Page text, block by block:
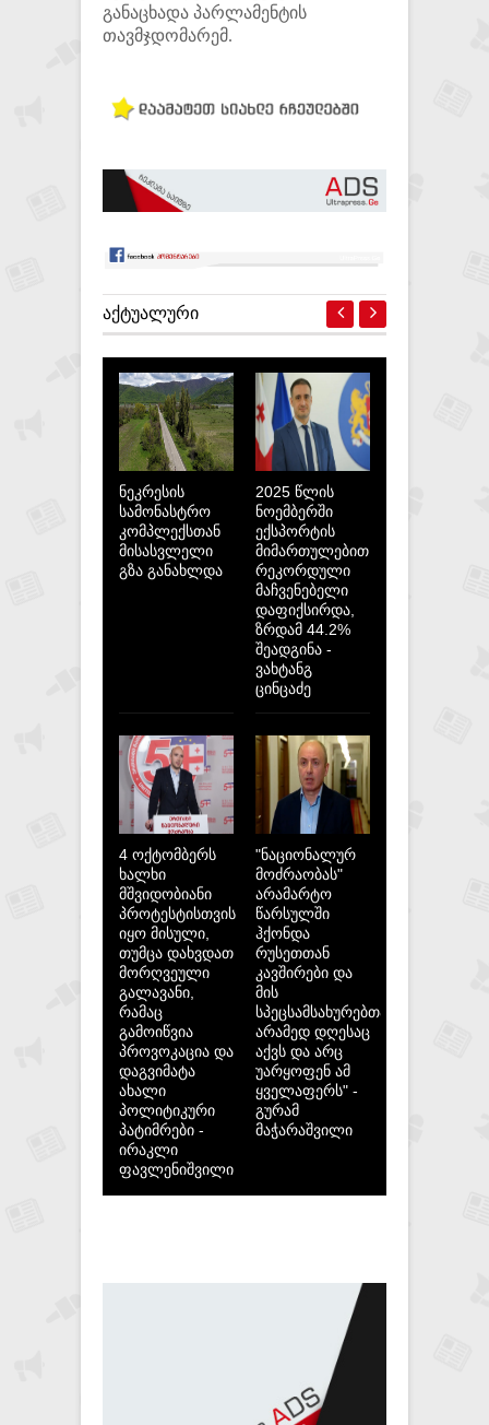
განაცხადა პარლამენტის
თავმჯდომარემ.
ᲐᲥᲢᲣᲐᲚᲣᲠᲘ
ნეკრესის
სამონასტრო
კომპლექსთან
მისასვლელი
გზა განახლდა
2025 წლის
ნოემბერში
ექსპორტის
მიმართულებით
რეკორდული
მაჩვენებელი
დაფიქსირდა,
ზრდამ 44.2%
შეადგინა -
ვახტანგ
ცინცაძე
4 ოქტომბერს
ხალხი
მშვიდობიანი
პროტესტისთვის
იყო მისული,
თუმცა დახვდათ
მორღვეული
გალავანი,
რამაც
გამოიწვია
პროვოკაცია და
დაგვიმატა
ახალი
პოლიტიკური
პატიმრები -
ირაკლი
ფავლენიშვილი
"ნაციონალურ
მოძრაობას"
არამარტო
წარსულში
ჰქონდა
რუსეთთან
კავშირები და
მის
სპეცსამსახურებთან,
არამედ დღესაც
აქვს და არც
უარყოფენ ამ
ყველაფერს" -
გურამ
მაჭარაშვილი